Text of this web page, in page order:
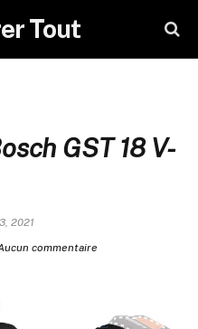
Tout
GST 18 V-
2021
commentaire